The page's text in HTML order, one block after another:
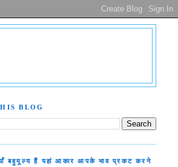
BLOG
बहुमूल्य हैं यहां आकार आपके भाव प्रकट करने